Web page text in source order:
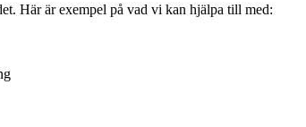
Här är exempel på vad vi kan hjälpa till med: